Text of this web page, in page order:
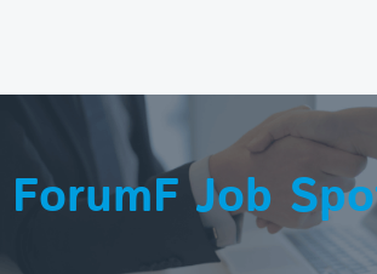
ForumF Job